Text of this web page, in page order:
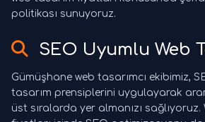
politikası sunuyoruz.
SEO Uyumlu Web
Gümüşhane web tasarımcı ekibimiz,
tasarım prensiplerini uygulayarak
üst sıralarda yer almanızı sağlıyoruz.